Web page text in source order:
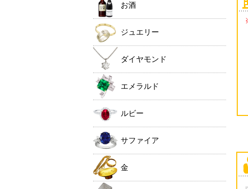
お酒
ジュエリー
ダイヤモンド
エメラルド
ルビー
サファイア
金